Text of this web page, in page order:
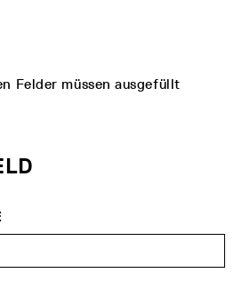
Felder müssen ausgefüllt